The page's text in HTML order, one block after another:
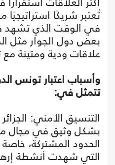
تُعتبر شريكًا استراتيجيًا
في الوقت الذي تشهد
بعض دول الجوار مثل
علاقات ودية ومتينة
وأسباب اعتبار تونس
تتمثل في:
التنسيق الأمني:
بشكل وثيق في مجال
الحدود المشتركة،
التي شهدت أنشطة